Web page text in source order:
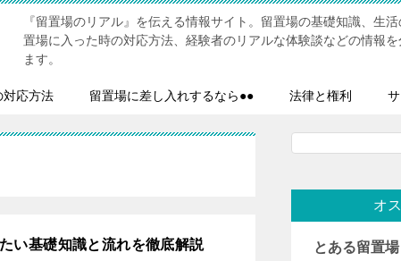
『留置場のリアル』を伝える情報サイト。留置場の基礎知識、生
置場に入った時の対応方法、経験者のリアルな体験談などの情報
ます。
対応方法 留置場に差し入れするなら●● 法律と権利
い基礎知識と流れを徹底解説
オ
とある留置